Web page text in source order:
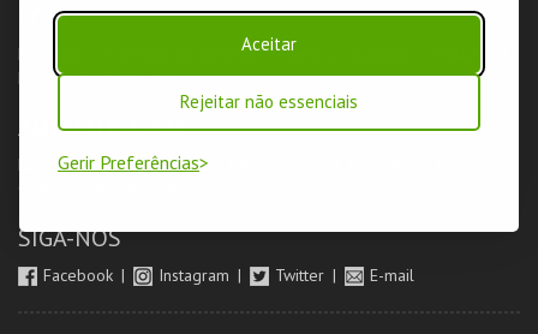
Aceitar
Rejeitar não essenciais
Gerir Preferências
LOJA
Pesquisar Carrinho de compras Eventos
Livro de Reclamações
AUTENTICAÇÃO
Login & Registo de Clientes
SIGA-NOS
Facebook Instagram Twitter E-mail